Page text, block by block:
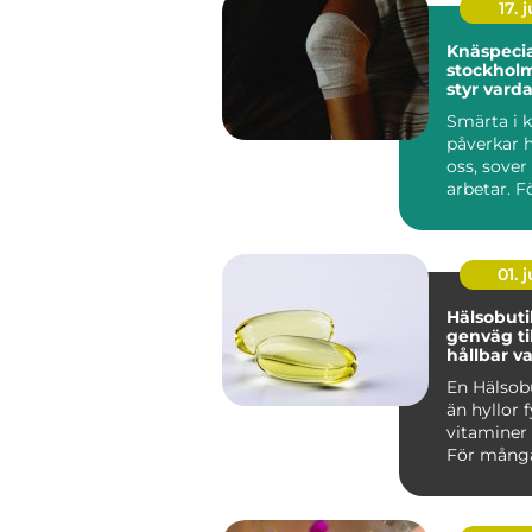
17.
stockholm när
styr
Smärta i
påverkar
oss,
arbetar.
trappor,
01.
Hälsobutik
genväg
hållbar
En
än hyllor
vitaminer
För
kunskap...